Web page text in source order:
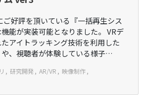
ご好評を頂いている『一括再生シス
能が実装可能となりました。 VRデ
アイトラッキング技術を利用した
や、視聴者が体験している様子…
研究開発 AR/VR
映像制作